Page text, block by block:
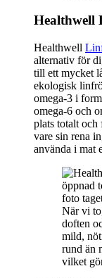
Healthwell
Healthwell
alternativ för
till ett mycket
ekologisk
omega-3 i
omega-6 och
plats totalt och
vare sin rena
använda i mat
När vi
doften
mild,
rund än
vilket